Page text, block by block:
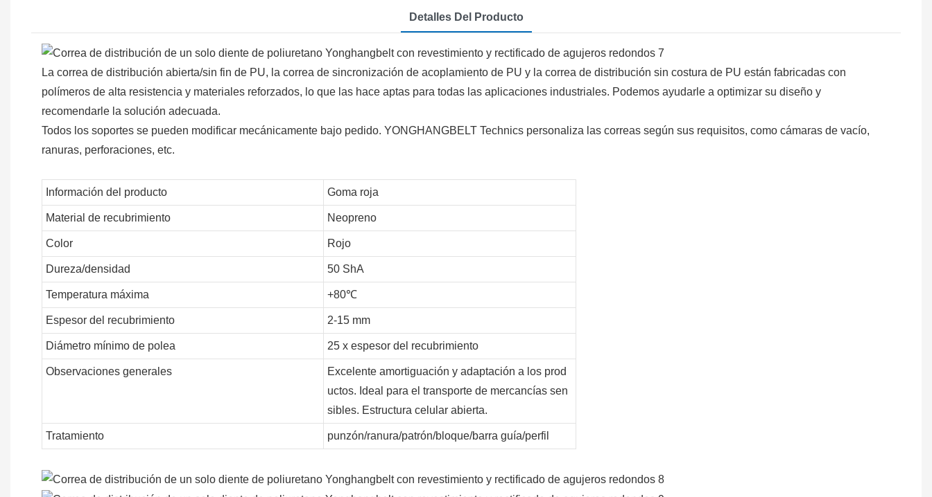
Detalles Del Producto
La correa de distribución abierta/sin fin de PU, la correa de sincronización de acoplamiento de PU y la correa de distribución sin costura de PU están fabricadas con
polímeros de alta resistencia y materiales reforzados, lo que las hace aptas para todas las aplicaciones industriales. Podemos ayudarle a optimizar su diseño y
recomendarle la solución adecuada.
Todos los soportes se pueden modificar mecánicamente bajo pedido. YONGHANGBELT Technics personaliza las correas según sus requisitos, como cámaras de vacío,
ranuras, perforaciones, etc.
Información del producto Goma roja
Material de recubrimiento Neopreno
Color Rojo
Dureza/densidad 50 ShA
Temperatura máxima +80℃
Espesor del recubrimiento 2-15 mm
Diámetro mínimo de polea 25 x espesor del recubrimiento
Observaciones generales
Excelente amortiguación y adaptación a los prod
uctos. Ideal para el transporte de mercancías sen
sibles. Estructura celular abierta.
Tratamiento punzón/ranura/patrón/bloque/barra guía/perfil